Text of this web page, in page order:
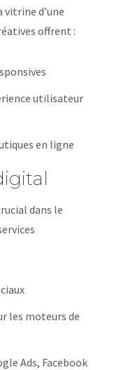
vitrine d’une
offrent :
utilisateur
en ligne
dans le
les moteurs de
Ads, Facebook